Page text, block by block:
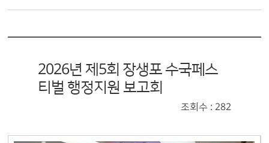
2026년 제5회 장생포 수국페스
티벌 행정지원 보고회
조회수 : 282